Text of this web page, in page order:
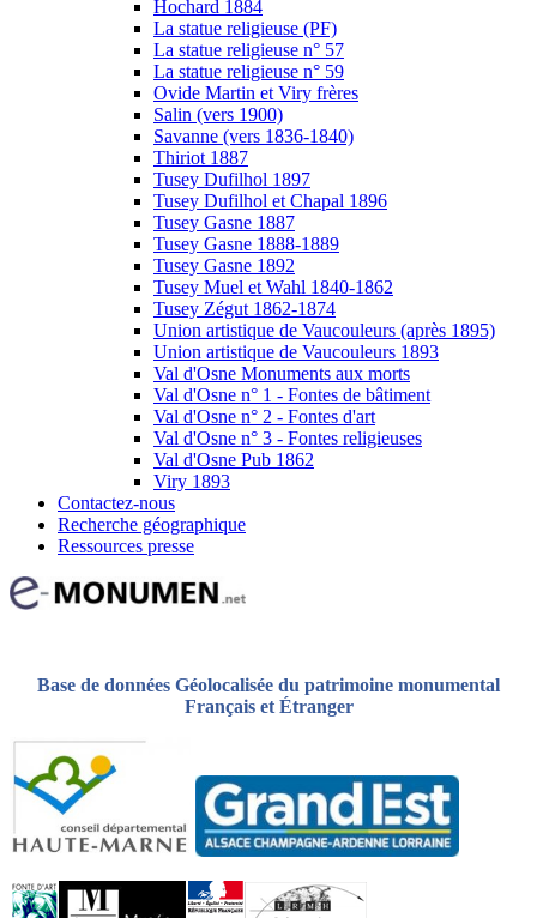
Hochard 1884
La statue religieuse (PF)
La statue religieuse n° 57
La statue religieuse n° 59
Ovide Martin et Viry frères
Salin (vers 1900)
Savanne (vers 1836-1840)
Thiriot 1887
Tusey Dufilhol 1897
Tusey Dufilhol et Chapal 1896
Tusey Gasne 1887
Tusey Gasne 1888-1889
Tusey Gasne 1892
Tusey Muel et Wahl 1840-1862
Tusey Zégut 1862-1874
Union artistique de Vaucouleurs (après 1895)
Union artistique de Vaucouleurs 1893
Val d'Osne Monuments aux morts
Val d'Osne n° 1 - Fontes de bâtiment
Val d'Osne n° 2 - Fontes d'art
Val d'Osne n° 3 - Fontes religieuses
Val d'Osne Pub 1862
Viry 1893
Contactez-nous
Recherche géographique
Ressources presse
Base de données Géolocalisée du patrimoine monumental
Français et Étranger